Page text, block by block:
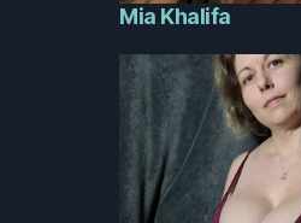
Mia Khalifa